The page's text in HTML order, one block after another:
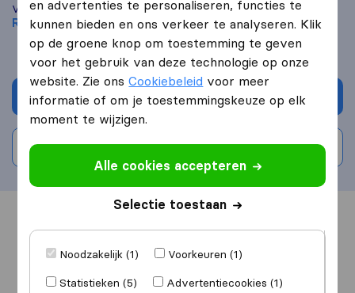
Vergelijk Koerierplatform met andereverhuisbedrijvenuit
Roosendaal
Vraag offerte aan
Schrijf beoordeling
en advertenties te personaliseren, functies te
kunnen bieden en ons verkeer te analyseren. Klik
op de groene knop om toestemming te geven
voor het gebruik van deze technologie op onze
website. Zie onsCookiebeleid voor meer
informatie of om je toestemmingskeuze op elk
moment te wijzigen.
Alle cookies accepteren
Selectie toestaan
Noodzakelijk (1)
Voorkeuren (1)
Statistieken (5)
Advertentiecookies (1)